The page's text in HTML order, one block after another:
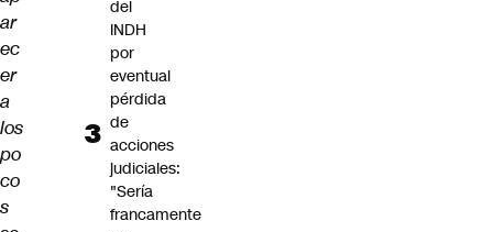
ar
ec
er
a
los
po
co
s
del
INDH
por
eventual
pérdida
de
acciones
judiciales:
"Sería
francamente